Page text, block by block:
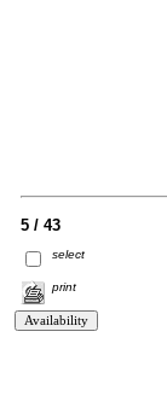
5 / 43
select
print